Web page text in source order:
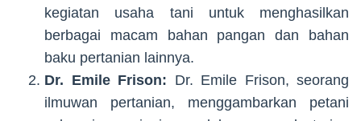
kegiatan usaha tani untuk menghasilkan
berbagai macam bahan pangan dan bahan
baku pertanian lainnya.
Dr. Emile Frison: Dr. Emile Frison, seorang
ilmuwan pertanian, menggambarkan petani